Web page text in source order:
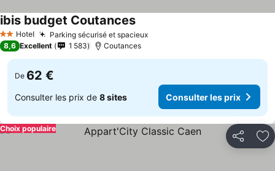
2 Étoiles
Hotel Parking sécurisé et spacieux
ibis budget Coutances
8,6 Excellent 1 583 Coutances
De 62 €
Consulter les prix de 8 sites Consulter les prix
Partager
Choix populaire